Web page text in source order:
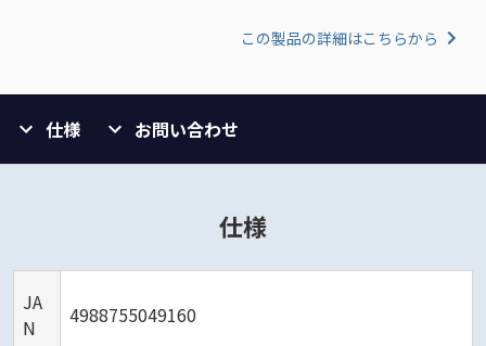
この製品の詳細はこちらから
仕様 お問い合わせ
仕様
JA
N
4988755049160